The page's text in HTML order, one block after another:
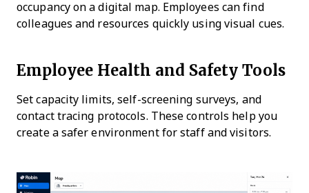
occupancy on a digital map. Employees can find
colleagues and resources quickly using visual cues.
Employee Health and Safety Tools
Set capacity limits, self-screening surveys, and
contact tracing protocols. These controls help you
create a safer environment for staff and visitors.